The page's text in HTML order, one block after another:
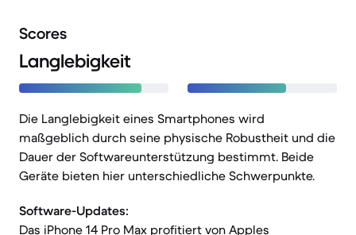
Scores
Langlebigkeit
Die Langlebigkeit eines Smartphones wird
maßgeblich durch seine physische Robustheit und die
Dauer der Softwareunterstützung bestimmt. Beide
Geräte bieten hier unterschiedliche Schwerpunkte.
Software-Updates:
Das iPhone 14 Pro Max profitiert von Apples